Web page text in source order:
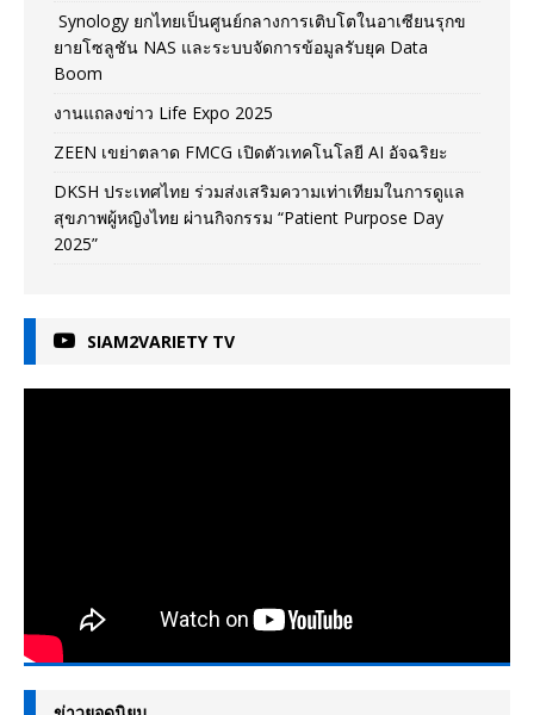
Synology ยกไทยเป็นศูนย์กลางการเติบโตในอาเซียนรุกข
ยายโซลูชัน NAS และระบบจัดการข้อมูลรับยุค Data
Boom
งานแถลงข่าว Life Expo 2025
ZEEN เขย่าตลาด FMCG เปิดตัวเทคโนโลยี AI อัจฉริยะ
DKSH ประเทศไทย ร่วมส่งเสริมความเท่าเทียมในการดูแล
สุขภาพผู้หญิงไทย ผ่านกิจกรรม “Patient Purpose Day
2025”
SIAM2VARIETY TV